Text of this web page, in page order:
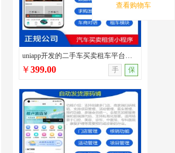
uniapp开发的二手车买卖租车平台源码/车辆发布/圈子交流/在线询价/在线二手车交易系统
￥399.00 手 保
查看购物车